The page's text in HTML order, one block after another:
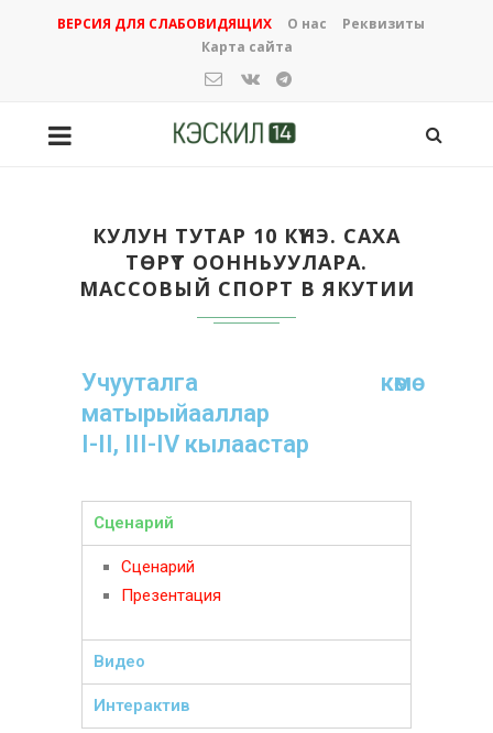
ВЕРСИЯ ДЛЯ СЛАБОВИДЯЩИХ О нас
Реквизиты
Карта сайта
КУЛУН ТУТАР 10 КҮНЭ. САХА
ТӨРҮТ ООННЬУУЛАРА.
МАССОВЫЙ СПОРТ В ЯКУТИИ
Учууталга көмө
матырыйааллар
I-II, III-IV кылаастар
Сценарий
Сценарий
Презентация
Видео
Интерактив